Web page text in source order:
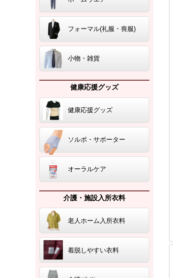
フォーマル(礼服・喪服)
小物・雑貨
健康応援グッズ
健康応援グッズ
ソルボ・サポーター
オーラルケア
介護・施設入所衣料
老人ホーム入所衣料
着脱しやすい衣料